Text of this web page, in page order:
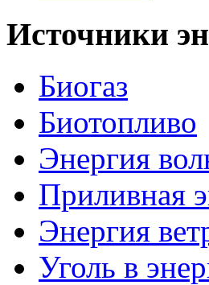
Источники
Биогаз
Биотопливо
Энергия
Приливная
Энергия
Уголь в